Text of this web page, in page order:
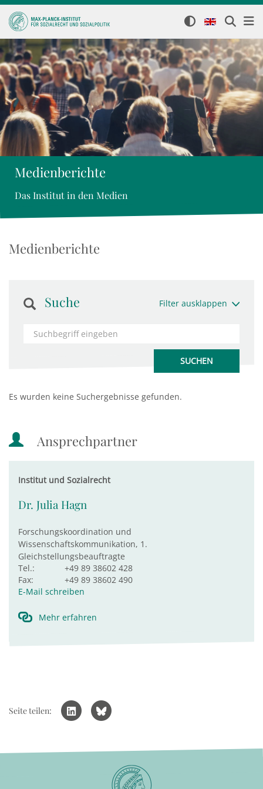
Medienberichte
Das Institut in den Medien
Medienberichte
Suche Filter ausklappen
Es wurden keine Suchergebnisse gefunden.
Ansprechpartner
Institut und Sozialrecht
Dr. Julia Hagn
Forschungskoordination und
Wissenschaftskommunikation, 1.
Gleichstellungsbeauftragte
Tel.:
+49 89 38602 428
Fax:
+49 89 38602 490
E-Mail schreiben
Mehr erfahren
Seite teilen: